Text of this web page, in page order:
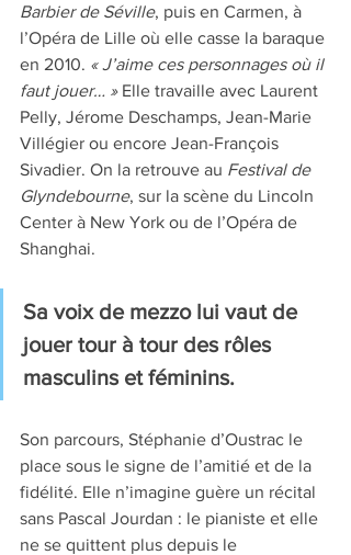
Barbier de Séville, puis en Carmen, à
l’Opéra de Lille où elle casse la baraque
en 2010. « J’aime ces personnages où il
faut jouer… » Elle travaille avec Laurent
Pelly, Jérome Deschamps, Jean-Marie
Villégier ou encore Jean-François
Sivadier. On la retrouve au Festival de
Glyndebourne, sur la scène du Lincoln
Center à New York ou de l’Opéra de
Shanghai.
Sa voix de mezzo lui vaut de
jouer tour à tour des rôles
masculins et féminins.
Son parcours, Stéphanie d’Oustrac le
place sous le signe de l’amitié et de la
fidélité. Elle n’imagine guère un récital
sans Pascal Jourdan : le pianiste et elle
ne se quittent plus depuis le